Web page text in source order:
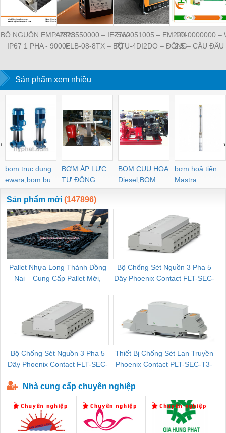
BỘ NGUỒN EMPARRO
IP67 1 PHA - 9000-
EMPARRO IP67
POWER SUPPLY 1-
PHASE
2828550000 – IE-SW-
ELB-08-8TX – BỘ
RJ45 – WEIDMULLER
7760051005 – EM220-
RTU-4DI2DO – ĐỒNG
ĐO ĐIỆN ÁP –
1010000000 –
2.5 – CẦU ĐẤU
Sản phẩm xem nhiều
bom truc dung
ewara,bom bu
ewara
BƠM ÁP LỰC
TỰ ĐỘNG
BOM CUU HOA
Diesel,BOM
CHUA CHAY
bơm hoả tiển
Mastra
‹ ›
Sản phẩm mới (147896)
Pallet Nhựa Long Thành Đồng
Nai – Cung Cấp Pallet Mới,
Bộ Chống Sét Nguồn 3 Pha 5
Dây Phoenix Contact FLT-SEC-
Bộ Chống Sét Nguồn 3 Pha 5
Dây Phoenix Contact FLT-SEC-
Thiết Bị Chống Sét Lan Truyền
Phoenix Contact PLT-SEC-T3-
Nhà cung cấp chuyên nghiệp